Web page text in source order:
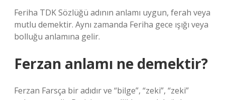
Feriha TDK Sözlüğü adının anlamı uygun, ferah veya
mutlu demektir. Aynı zamanda Feriha gece ışığı veya
bolluğu anlamına gelir.
Ferzan anlamı ne demektir?
Ferzan Farsça bir adıdır ve “bilge”, “zeki”, “zeki”